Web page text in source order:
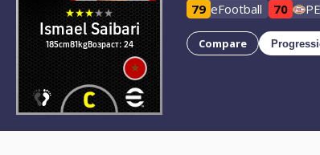
Ismael Saibari
185cm81kgВозраст: 24
79 eFootball 70
Compare